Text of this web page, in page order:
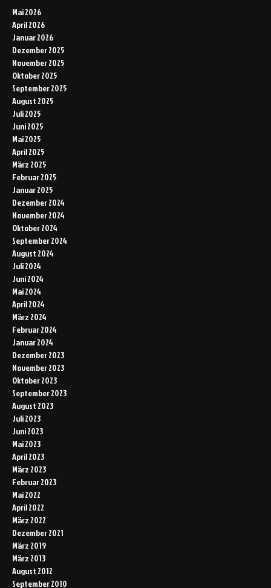
Mai 2026
April 2026
Januar 2026
Dezember 2025
November 2025
Oktober 2025
September 2025
August 2025
Juli 2025
Juni 2025
Mai 2025
April 2025
März 2025
Februar 2025
Januar 2025
Dezember 2024
November 2024
Oktober 2024
September 2024
August 2024
Juli 2024
Juni 2024
Mai 2024
April 2024
März 2024
Februar 2024
Januar 2024
Dezember 2023
November 2023
Oktober 2023
September 2023
August 2023
Juli 2023
Juni 2023
Mai 2023
April 2023
März 2023
Februar 2023
Mai 2022
April 2022
März 2022
Dezember 2021
März 2019
März 2013
August 2012
September 2010